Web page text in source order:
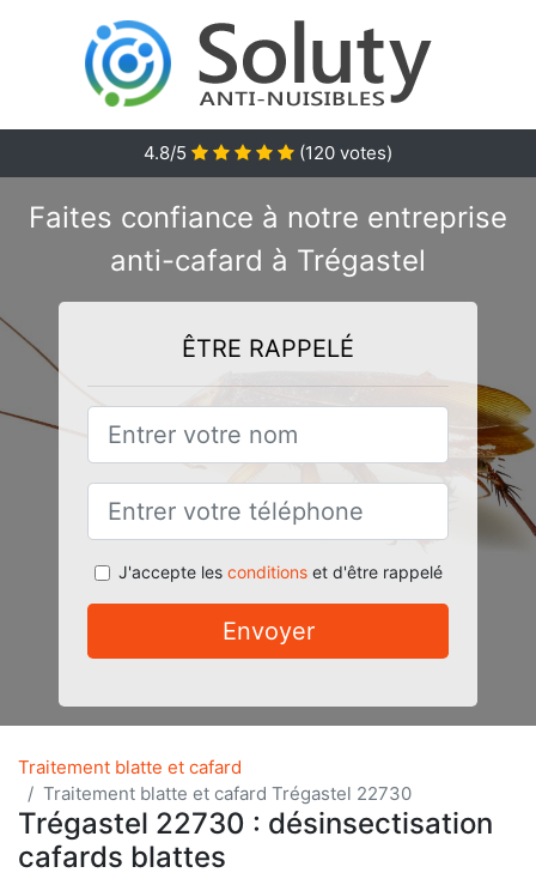
4.8/5 (120 votes)
Faites confiance à notre entreprise
anti-cafard à Trégastel
ÊTRE RAPPELÉ
J'accepte les conditionset d'être rappelé
Envoyer
Traitement blatte et cafard
Traitement blatte et cafard Trégastel 22730
Trégastel 22730 : désinsectisation
cafards blattes